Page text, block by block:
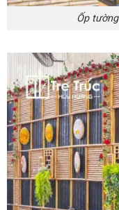
Ốp